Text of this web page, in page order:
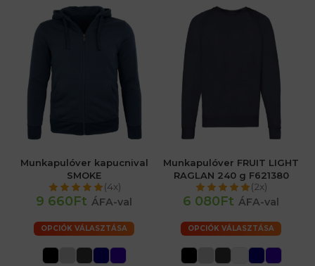
Munkapulóver kapucnival
SMOKE
(4x)
9 660Ft ÁFA-val
OPCIÓK VÁLASZTÁSA
Munkapulóver FRUIT LIGHT
RAGLAN 240 g F621380
(2x)
6 080Ft ÁFA-val
OPCIÓK VÁLASZTÁSA